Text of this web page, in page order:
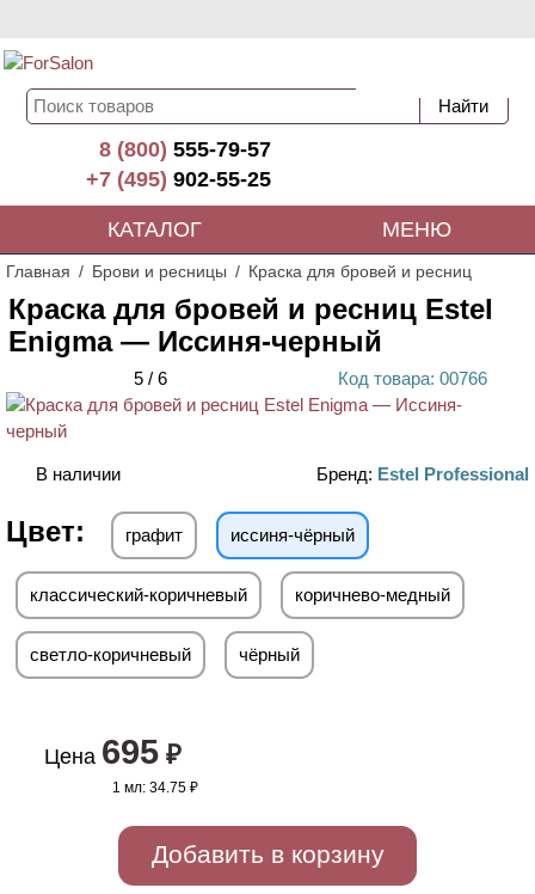
8 (800)555-79-57
+7 (495)902-55-25
КАТАЛОГ МЕНЮ
Главная Брови и ресницы Краска для бровей и ресниц
Краска для бровей и ресниц Estel
Enigma — Иссиня-черный
5 / 6 Код товара: 00766
В наличии Бренд: Estel Professional
Цвет: графит иссиня-чёрный
классический-коричневый коричнево-медный
светло-коричневый чёрный
Цена 695₽
1 мл:34.75 ₽
Добавить в корзину